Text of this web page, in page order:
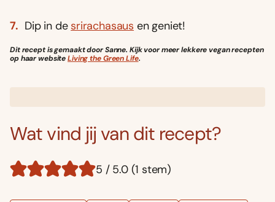
Dip in de srirachasaus en geniet!
Dit recept is gemaakt door Sanne. Kijk voor meer lekkere vegan recepten
op haar websiteLiving the Green Life.
Wat vind jij van dit recept?
5 / 5.0 (1 stem)